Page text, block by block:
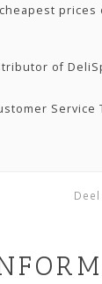
prices
of
Service